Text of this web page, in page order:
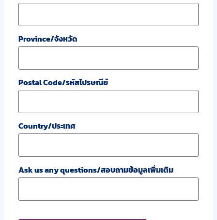
Province/จังหวัด
Postal Code/รหัสไปรษณีย์
Country/ประเทศ
Ask us any questions/สอบถามข้อมูลเพิ่มเติม